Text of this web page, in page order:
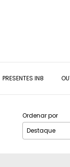
PRESENTES IN8
Ordenar por